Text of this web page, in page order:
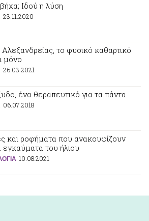
Ιδού η λύση
23.11.2020
το φυσικό καθαρτικό
μόνο
26.03.2021
ένα θεραπευτικό για τα πάντα.
06.07.2018
και ροφήματα που ανακουφίζουν
εγκαύματα του ήλιου
10.08.2021